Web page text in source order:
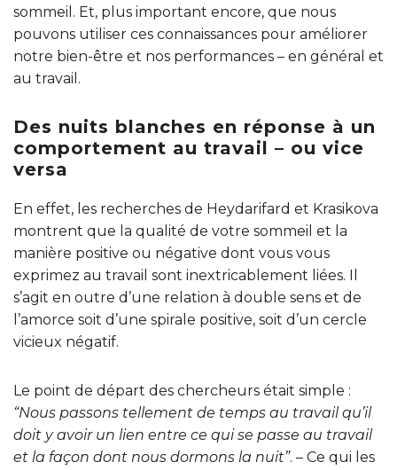
sommeil. Et, plus important encore, que nous
pouvons utiliser ces connaissances pour améliorer
notre bien-être et nos performances – en général et
au travail.
Des nuits blanches en réponse à un
comportement au travail – ou vice
versa
En effet, les recherches de Heydarifard et Krasikova
montrent que la qualité de votre sommeil et la
manière positive ou négative dont vous vous
exprimez au travail sont inextricablement liées. Il
s’agit en outre d’une relation à double sens et de
l’amorce soit d’une spirale positive, soit d’un cercle
vicieux négatif.
Le point de départ des chercheurs était simple :
“Nous passons tellement de temps au travail qu’il
doit y avoir un lien entre ce qui se passe au travail
et la façon dont nous dormons la nuit”. – Ce qui les